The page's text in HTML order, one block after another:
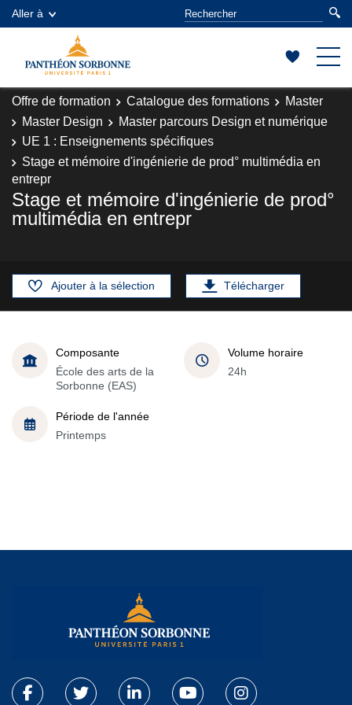
Aller à
Offre de formation Catalogue des formations
Master
Master Design
Master parcours Design et numérique
UE 1 : Enseignements spécifiques
Stage et mémoire d'ingénierie de prod° multimédia en
entrepr
Stage et mémoire d'ingénierie de prod°
multimédia en entrepr
Ajouter à la sélection Télécharger
Composante
École des arts de la
Sorbonne (EAS)
Volume horaire
24h
Période de l'année
Printemps